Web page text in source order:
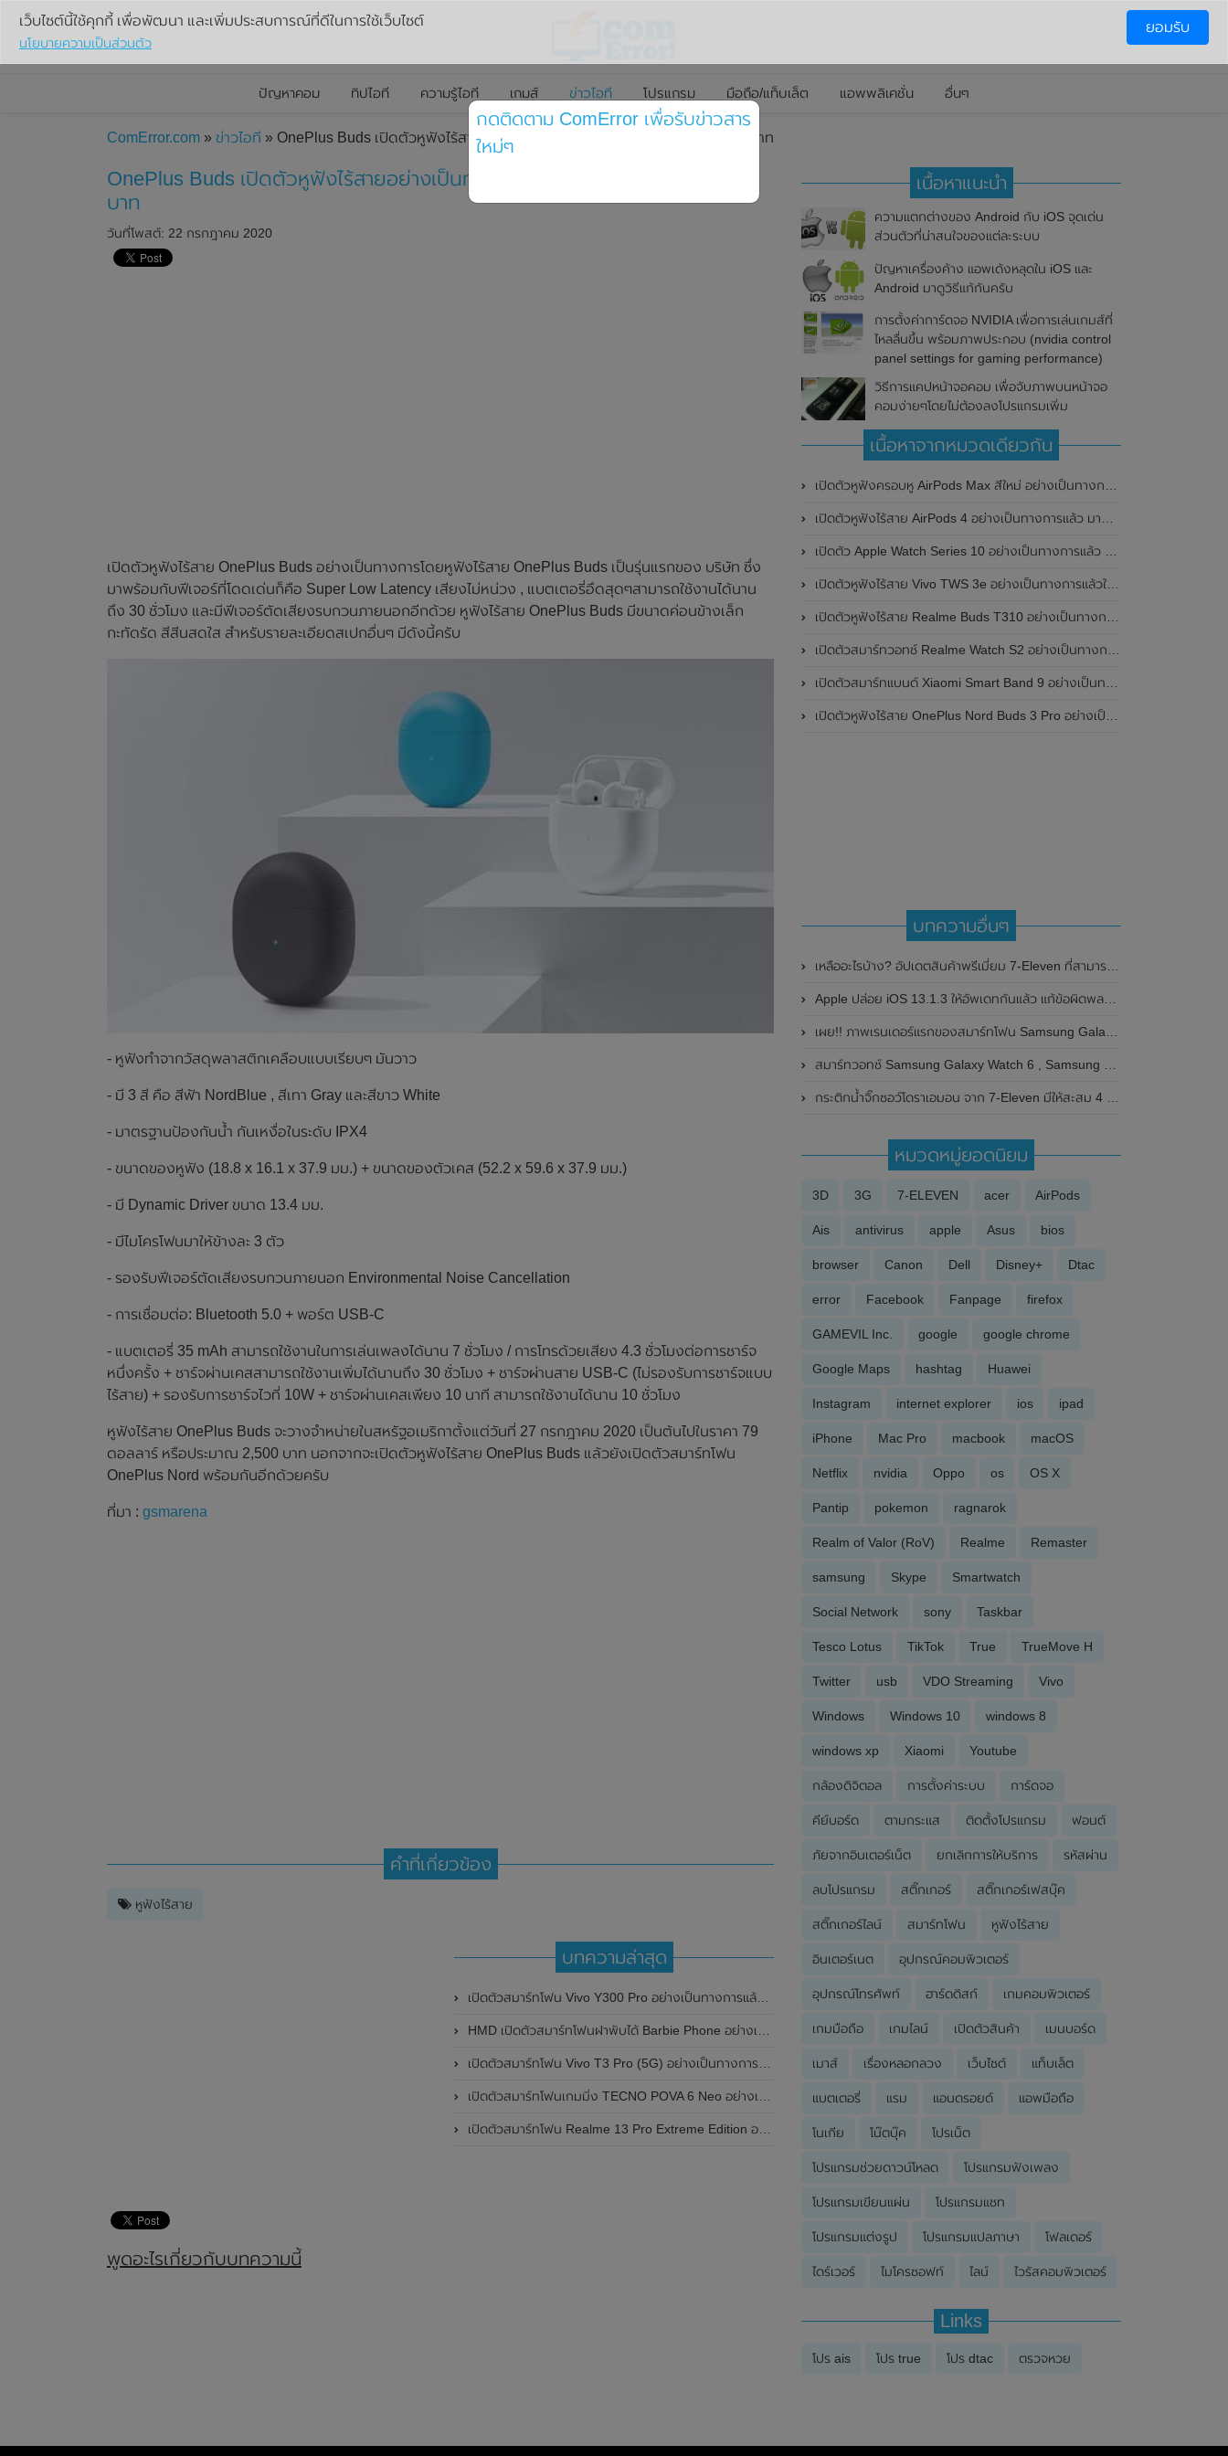
ปัญหาคอม ทิปไอที ความรู้ไอที เกมส์ ข่าวไอที โปรแกรม มือถือ/แท็บเล็ต แอพพลิเคชั่น อื่นๆ
ComError.com » ข่าวไอที » OnePlus Buds เปิดตัวหูฟังไร้สายอย่างเป็นทางการ ในราคาเริ่มต้นไม่ถึง 3,000 บาท
OnePlus Buds เปิดตัวหูฟังไร้สายอย่างเป็นทางการ ในราคาเริ่มต้นไม่ถึง 3,000
บาท
วันที่โพสต์: 22 กรกฎาคม 2020
เปิดตัวหูฟังไร้สาย OnePlus Buds อย่างเป็นทางการโดยหูฟังไร้สาย OnePlus Buds เป็นรุ่นแรกของ บริษัท ซึ่ง
มาพร้อมกับฟีเจอร์ที่โดดเด่นก็คือ Super Low Latency เสียงไม่หน่วง , แบตเตอรี่อึดสุดๆสามารถใช้งานได้นาน
ถึง 30 ชั่วโมง และมีฟีเจอร์ตัดเสียงรบกวนภายนอกอีกด้วย หูฟังไร้สาย OnePlus Buds มีขนาดค่อนข้างเล็ก
กะทัดรัด สีสีนสดใส สำหรับรายละเอียดสเปกอื่นๆ มีดังนี้ครับ
- หูฟังทำจากวัสดุพลาสติกเคลือบแบบเรียบๆ มันวาว
- มี 3 สี คือ สีฟ้า NordBlue , สีเทา Gray และสีขาว White
- มาตรฐานป้องกันน้ำ กันเหงื่อในระดับ IPX4
- ขนาดของหูฟัง (18.8 x 16.1 x 37.9 มม.) + ขนาดของตัวเคส (52.2 x 59.6 x 37.9 มม.)
- มี Dynamic Driver ขนาด 13.4 มม.
- มีไมโครโฟนมาให้ข้างละ 3 ตัว
- รองรับฟีเจอร์ตัดเสียงรบกวนภายนอก Environmental Noise Cancellation
- การเชื่อมต่อ: Bluetooth 5.0 + พอร์ต USB-C
- แบตเตอรี่ 35 mAh สามารถใช้งานในการเล่นเพลงได้นาน 7 ชั่วโมง / การโทรด้วยเสียง 4.3 ชั่วโมงต่อการชาร์จ
หนึ่งครั้ง + ชาร์จผ่านเคสสามารถใช้งานเพิ่มได้นานถึง 30 ชั่วโมง + ชาร์จผ่านสาย USB-C (ไม่รองรับการชาร์จแบบ
ไร้สาย) + รองรับการชาร์จไวที่ 10W + ชาร์จผ่านเคสเพียง 10 นาที สามารถใช้งานได้นาน 10 ชั่วโมง
หูฟังไร้สาย OnePlus Buds จะวางจำหน่ายในสหรัฐอเมริกาตั้งแต่วันที่ 27 กรกฎาคม 2020 เป็นต้นไปในราคา 79
ดอลลาร์ หรือประมาณ 2,500 บาท นอกจากจะเปิดตัวหูฟังไร้สาย OnePlus Buds แล้วยังเปิดตัวสมาร์ทโฟน
OnePlus Nord พร้อมกันอีกด้วยครับ
ที่มา : gsmarena
คำที่เกี่ยวข้อง
หูฟังไร้สาย
บทความล่าสุด
เปิดตัวสมาร์ทโฟน Vivo Y300 Pro อย่างเป็นทางการแล้วในประเทศจีน มาพร้อมดีไซน์พรีเมี่ยม ทนทาน และแบตเตอรี่สุดอึดขนาดใหญ่ 6,500mAh พร้อมรองรับการชาร์จไว 80W
HMD เปิดตัวสมาร์ทโฟนฝาพับได้ Barbie Phone อย่างเป็นทางการแล้ว มาพร้อมธีมสีชมพูสดใส
เปิดตัวสมาร์ทโฟน Vivo T3 Pro (5G) อย่างเป็นทางการแล้วในประเทศอินเดีย
เปิดตัวสมาร์ทโฟนเกมมิ่ง TECNO POVA 6 Neo อย่างเป็นทางการแล้วในประเทศไทย ในราคา 8,499 บาท
เปิดตัวสมาร์ทโฟน Realme 13 Pro Extreme Edition อย่างเป็นทางการแล้วในประเทศจีน
พูดอะไรเกี่ยวกับบทความนี้
เนื้อหาแนะนำ
ความแตกต่างของ Android กับ iOS จุดเด่น
ส่วนตัวที่น่าสนใจของแต่ละระบบ
ปัญหาเครื่องค้าง แอพเด้งหลุดใน iOS และ
Android มาดูวิธีแก้กันครับ
การตั้งค่าการ์ดจอ NVIDIA เพื่อการเล่นเกมส์ที่
ไหลลื่นขึ้น พร้อมภาพประกอบ (nvidia control
panel settings for gaming performance)
วิธีการแคปหน้าจอคอม เพื่อจับภาพบนหน้าจอ
คอมง่ายๆโดยไม่ต้องลงโปรแกรมเพิ่ม
เนื้อหาจากหมวดเดียวกัน
เปิดตัวหูฟังครอบหู AirPods Max สีใหม่ อย่างเป็นทางการแล้ว
เปิดตัวหูฟังไร้สาย AirPods 4 อย่างเป็นทางการแล้ว มาพร้อม ANC และฟีเจอร์ใหม่มากมาย
เปิดตัว Apple Watch Series 10 อย่างเป็นทางการแล้ว มาพร้อมชิปเซ็ตรุ่น S10
เปิดตัวหูฟังไร้สาย Vivo TWS 3e อย่างเป็นทางการแล้วในประเทศอินเดีย มาพร้อมระบบตัดเสียงรบกวน ANC ที่ 30dB , ป้องกันฝุ่นและกันน้ำที่ระดับ IP54 , แบตเตอรี่สามารถใช้งานนานสูงสุด 36 ชั่วโมง
เปิดตัวหูฟังไร้สาย Realme Buds T310 อย่างเป็นทางการในประเทศอินเดีย มาพร้อมระบบตัดเสียงรบกวน ANC สูงสุด 46dB , เสียงรอบทิศทาง 360 องศา , แบตเตอรี่สามารถใช้งานได้นานสูงสุด 40 ชั่วโมง
เปิดตัวสมาร์ทวอทช์ Realme Watch S2 อย่างเป็นทางการในประเทศอินเดีย มาพร้อมตัวเรือนสแตนเลสสตีล , หน้าจอแสดงผล AMOLED ขนาด 1.43 นิ้ว , แบตเตอรี่ขนาดใหญ่ใช้งานได้นาน 20 วัน และรองรับคำสั่งเสียง Super AI Engine ที่ขับเคลื่อนโดย ChatGPT
เปิดตัวสมาร์ทแบนด์ Xiaomi Smart Band 9 อย่างเป็นทางการแล้ว มาพร้อมหน้าจอ AMOLED ขนาด 1.62 นิ้ว , ตัวเรือนเป็นโลหะ และแบตเตอรี่สุดอึดสามารถใช้งานได้นานถึง 21 วัน
เปิดตัวหูฟังไร้สาย OnePlus Nord Buds 3 Pro อย่างเป็นทางการแล้ว มาพร้อมระบบตัดเสียงรบกวน (ANC) สามารถลดเสียงรบกวนได้ 49dB และแบตเตอรี่สุดอึดใช้งานได้นานสูงสุดถึง 44 ชั่วโมง
บทความอื่นๆ
เหลืออะไรบ้าง? อัปเดตสินค้าพรีเมี่ยม 7-Eleven ที่สามารถแลกได้จนถึงวันที่ 15 ธ.ค. 62
Apple ปล่อย iOS 13.1.3 ให้อัพเดทกันแล้ว แก้ข้อผิดพลาดต่างๆ ให้ใช้งานได้เสถียรขึ้น
เผย!! ภาพเรนเดอร์แรกของสมาร์ทโฟน Samsung Galaxy A53(5G) โชว์ดีไซน์ทั้งด้านหน้าและด้านหลัง มาพร้อมกล้อง 4 ตัว , หน้าจอ Infinity-O แต่ไม่มีช่องเสียบหูฟังแล้ว
สมาร์ทวอทช์ Samsung Galaxy Watch 6 , Samsung Galaxy Watch 6 Classic โผล่บนหน้าเว็ปไซต์ Google Play พร้อมเผยรายละเอียดสเปกและราคาก่อนเปิดตัวสิ้นเดือนกรกฎาคม 2023 นี้
กระติกน้ำจิ๊กซอว์โดราเอมอน จาก 7-Eleven มีให้สะสม 4 แบบ
หมวดหมู่ยอดนิยม
3D 3G 7-ELEVEN acer AirPods
Ais antivirus apple Asus bios
browser Canon Dell Disney+ Dtac
error Facebook Fanpage firefox
GAMEVIL Inc. google google chrome
Google Maps hashtag Huawei
Instagram internet explorer ios ipad
iPhone Mac Pro macbook macOS
Netflix nvidia Oppo os OS X
Pantip pokemon ragnarok
Realm of Valor (RoV) Realme Remaster
samsung Skype Smartwatch
Social Network sony Taskbar
Tesco Lotus TikTok True TrueMove H
Twitter usb VDO Streaming Vivo
Windows Windows 10 windows 8
windows xp Xiaomi Youtube
กล้องดิจิตอล การตั้งค่าระบบ การ์ดจอ
คีย์บอร์ด ตามกระแส ติดตั้งโปรแกรม ฟอนต์
ภัยจากอินเตอร์เน็ต ยกเลิกการให้บริการ รหัสผ่าน
ลบโปรแกรม สติ๊กเกอร์ สติ๊กเกอร์เฟสบุ๊ค
สติ๊กเกอร์ไลน์ สมาร์ทโฟน หูฟังไร้สาย
อินเตอร์เนต อุปกรณ์คอมพิวเตอร์
อุปกรณ์โทรศัพท์ ฮาร์ดดิสก์ เกมคอมพิวเตอร์
เกมมือถือ เกมไลน์ เปิดตัวสินค้า เมนบอร์ด
เมาส์ เรื่องหลอกลวง เว็บไซต์ แท็บเล็ต
แบตเตอรี่ แรม แอนดรอยด์ แอพมือถือ
โนเกีย โน๊ตบุ๊ค โปรเน็ต
โปรแกรมช่วยดาวน์โหลด โปรแกรมฟังเพลง
โปรแกรมเขียนแผ่น โปรแกรมแชท
โปรแกรมแต่งรูป โปรแกรมแปลภาษา โฟลเดอร์
ไดร์เวอร์ ไมโครซอฟท์ ไลน์ ไวรัสคอมพิวเตอร์
Links
โปร ais โปร true โปร dtac ตรวจหวย
เว็บไซต์นี้ใช้คุกกี้ เพื่อพัฒนา และเพิ่มประสบการณ์ที่ดีในการใช้เว็บไซต์
นโยบายความเป็นส่วนตัว
ยอมรับ
กดติดตาม ComError เพื่อรับข่าวสาร
ใหม่ๆ